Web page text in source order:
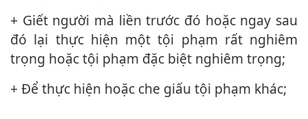
+ Giết người mà liền trước đó hoặc ngay sau
đó lại thực hiện một tội phạm rất nghiêm
trọng hoặc tội phạm đặc biệt nghiêm trọng;
+ Để thực hiện hoặc che giấu tội phạm khác;